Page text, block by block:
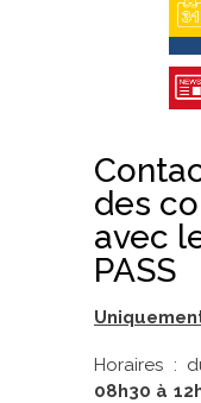
des
avec
PASS
Horaires :
08h30 à